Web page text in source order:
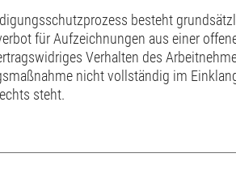
besteht
für Aufzeichnungen aus einer
Verhalten des
nicht vollständig im
steht.